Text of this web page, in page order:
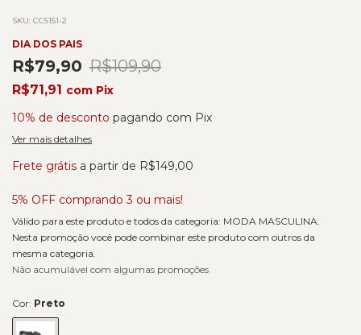
SKU: CC5151-2
DIA DOS PAIS
R$79,90 R$109,90
R$71,91 com Pix
10% de desconto pagando com Pix
Ver mais detalhes
Frete grátis a partir de R$149,00
5% OFF comprando 3 ou mais!
Válido para este produto e todos da categoria: MODA MASCULINA.
Nesta promoção você pode combinar este produto com outros da
mesma categoria.
Não acumulável com algumas promoções
Cor: Preto